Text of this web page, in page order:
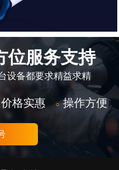
位服务支持
设备都要求精益求精
价格实惠 ○ 操作方便